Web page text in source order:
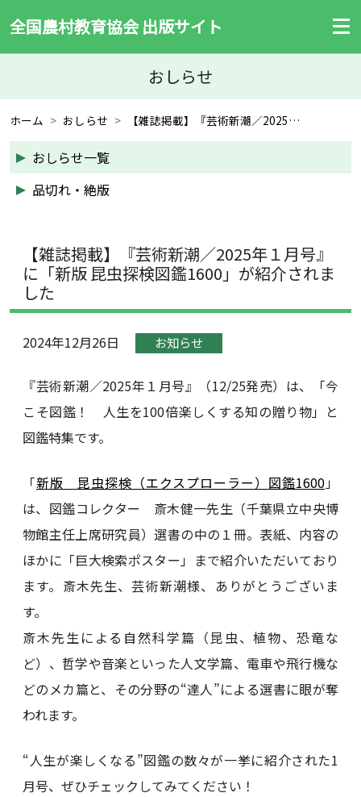
全国農村教育協会 出版サイト
おしらせ
ホーム おしらせ 【雑誌掲載】『芸術新潮／2025年１月号』に「新版 昆虫探検図鑑1600」が紹介されました
おしらせ一覧
品切れ・絶版
【雑誌掲載】『芸術新潮／2025年１月号』
に「新版 昆虫探検図鑑1600」が紹介されま
した
2024年12月26日 お知らせ
『芸術新潮／2025年１月号』（12/25発売）は、「今
こそ図鑑！ 人生を100倍楽しくする知の贈り物」と
図鑑特集です。
「新版 昆虫探検（エクスプローラー）図鑑1600」
は、図鑑コレクター 斎木健一先生（千葉県立中央博
物館主任上席研究員）選書の中の１冊。表紙、内容の
ほかに「巨大検索ポスター」まで紹介いただいており
ます。斎木先生、芸術新潮様、ありがとうございま
す。
斎木先生による自然科学篇（昆虫、植物、恐竜な
ど）、哲学や音楽といった人文学篇、電車や飛行機な
どのメカ篇と、その分野の“達人”による選書に眼が奪
われます。
“人生が楽しくなる”図鑑の数々が一挙に紹介された1
月号、ぜひチェックしてみてください！